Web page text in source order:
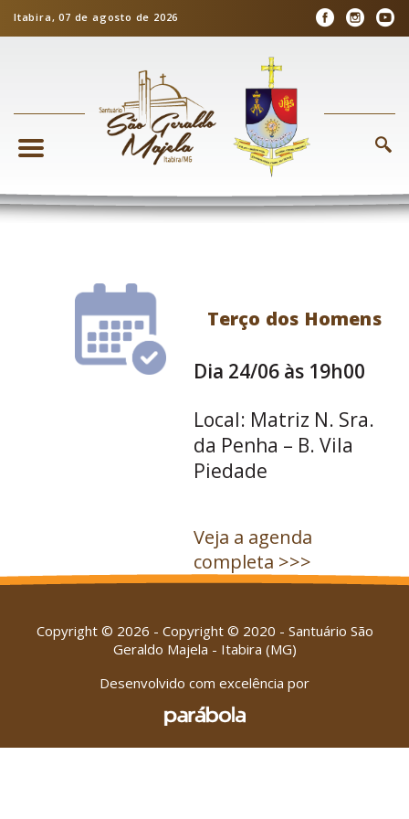
Itabira, 07 de agosto de 2026
Terço dos Homens
Dia 24/06 às 19h00
Local: Matriz N. Sra.
da Penha – B. Vila
Piedade
Veja a agenda
completa >>>
Copyright © 2026 - Copyright © 2020 - Santuário São
Geraldo Majela - Itabira (MG)
Desenvolvido com excelência por